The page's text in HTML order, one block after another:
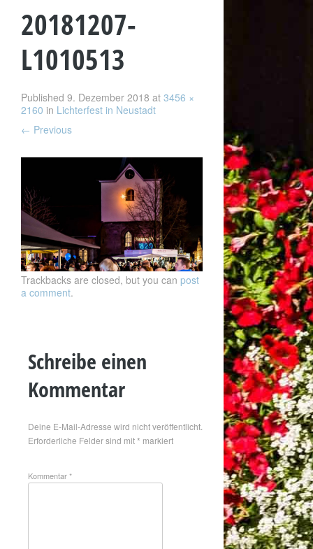
20181207-
L1010513
Published 9. Dezember 2018 at 3456 ×
2160 in Lichterfest in Neustadt
← Previous
Trackbacks are closed, but you can post
a comment.
Schreibe einen
Kommentar
Deine E-Mail-Adresse wird nicht veröffentlicht.
Erforderliche Felder sind mit* markiert
Kommentar*